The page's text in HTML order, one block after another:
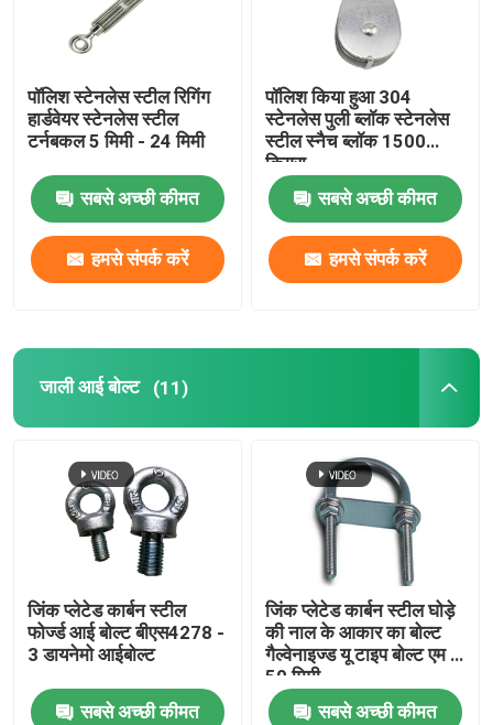
पॉलिश स्टेनलेस स्टील रिगिंग
हार्डवेयर स्टेनलेस स्टील
टर्नबकल 5 मिमी - 24 मिमी
सबसे अच्छी कीमत
हमसे संपर्क करें
पॉलिश किया हुआ 304
स्टेनलेस पुली ब्लॉक स्टेनलेस
स्टील स्नैच ब्लॉक 1500
किग्रा
सबसे अच्छी कीमत
हमसे संपर्क करें
जाली आई बोल्ट (11)
जिंक प्लेटेड कार्बन स्टील
फोर्ज्ड आई बोल्ट बीएस4278 -
3 डायनेमो आईबोल्ट
सबसे अच्छी कीमत
जिंक प्लेटेड कार्बन स्टील घोड़े
की नाल के आकार का बोल्ट
गैल्वेनाइज्ड यू टाइप बोल्ट एम 6
50 मिमी
सबसे अच्छी कीमत